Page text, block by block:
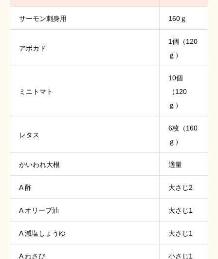
サーモン刺身用 160ｇ
アボカド
1個（120
ｇ）
ミニトマト
10個
（120
ｇ）
レタス
6枚（160
ｇ）
かいわれ大根 適量
A 酢 大さじ2
A オリーブ油 大さじ1
A 減塩しょうゆ 大さじ1
A わさび 小さじ1